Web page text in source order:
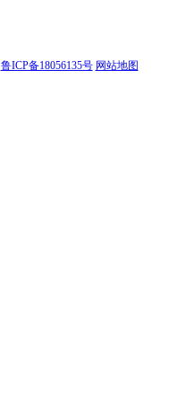
鲁ICP备18056135号 网站地图